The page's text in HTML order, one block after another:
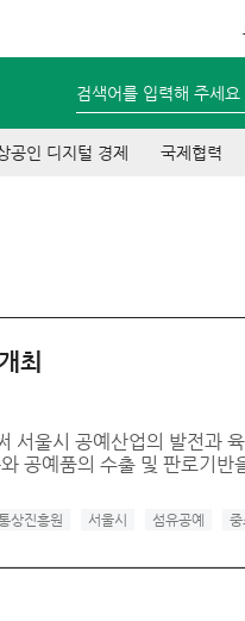
검색어를 입력해 주세요
공인 디지털 경제 국제협력
최
서울시 공예산업의 발전과
공예품의 수출 및 판로기반
상진흥원 서울시 섬유공예 중